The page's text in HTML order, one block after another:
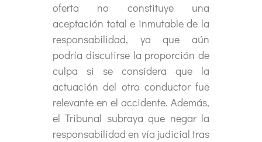
oferta no constituye una
aceptación total e inmutable de la
responsabilidad, ya que aún
podría discutirse la proporción de
culpa si se considera que la
actuación del otro conductor fue
relevante en el accidente. Además,
el Tribunal subraya que negar la
responsabilidad en vía judicial tras